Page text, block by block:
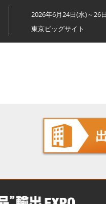
2026年6月24日(水)～26
東京ビッグサイト